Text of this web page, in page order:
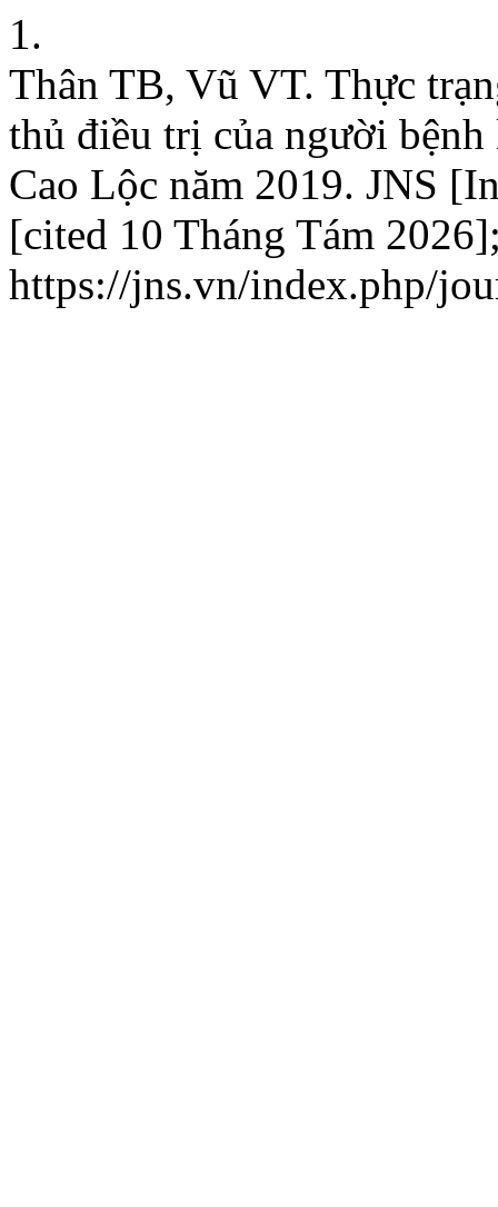
1.
Thân TB, Vũ VT. Thực
thủ điều trị của người
Cao Lộc năm 2019. JNS
[cited 10 Tháng Tám
https://jns.vn/index.php/